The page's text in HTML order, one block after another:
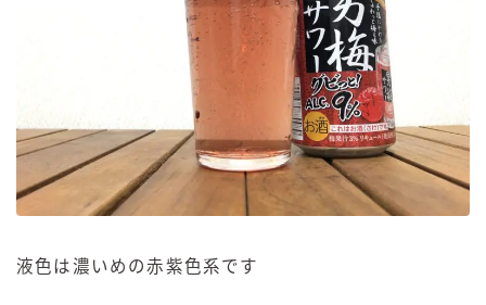
液色は濃いめの赤紫色系です